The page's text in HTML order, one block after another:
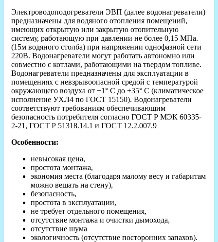
Электроводоподогреватели ЭВП (далее водонагреватели)
предназначены для водяного отопления помещений,
имеющих открытую или закрытую отопительную
систему, работающую при давлении не более 0,15 МПа.
(15м водяного столба) при напряжении однофазной сети
220В. Водонагреватели могут работать автономно или
совместно с котлами, работающими на твердом топливе.
Водонагреватели предназначены для эксплуатации в
помещениях с невзрывоопасной средой с температурой
окружающего воздуха от +1° С до +35° С (климатическое
исполнение УХЛ4 по ГОСТ 15150). Водонагреватели
соответствуют требованиям обеспечивающим
безопасность потребителя согласно ГОСТ Р МЭК 60335-
2-21, ГОСТ Р 51318.14.1 и ГОСТ 12.2.007.9
Особенности:
невысокая цена,
простота монтажа,
экономия места (благодаря малому весу и габаритам
можно вешать на стену),
безопасность,
простота в эксплуатации,
не требует отдельного помещения,
отсутствие монтажа и очистки дымохода,
отсутствие шума
экологичность (отсутствие посторонних запахов).